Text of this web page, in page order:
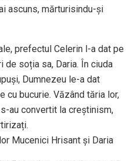
ascuns, mărturisindu-și
prefectul Celerin l-a dat pe
de soția sa, Daria. În ciuda
Dumnezeu le-a dat
cu bucurie. Văzând tăria lor,
au convertit la creștinism,
Mucenici Hrisant și Daria